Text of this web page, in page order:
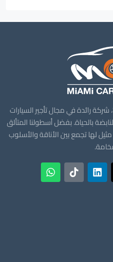
شركة رائدة في مجال تأجير السيارات
بالحياة. بفضل أسطولنا المتألق
لها تجمع بين الأناقة والأسلوب